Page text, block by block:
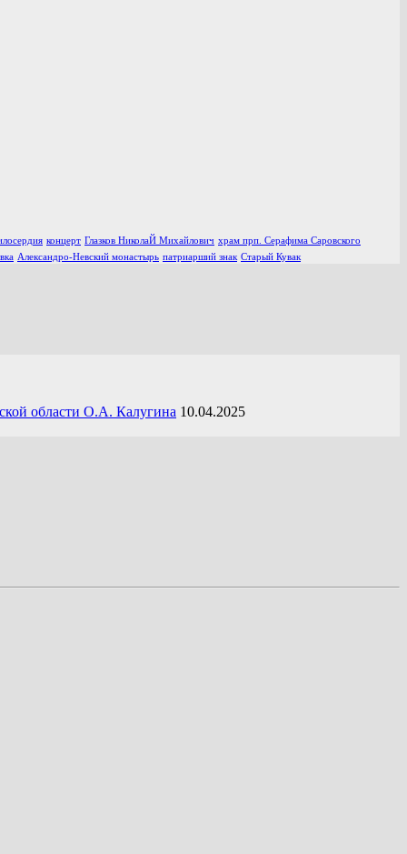
концерт Глазков НиколаЙ Михайлович храм прп. Серафима Саровского
Александро-Невский монастырь патриарший знак Старый Кувак
области О.А. Калугина 10.04.2025